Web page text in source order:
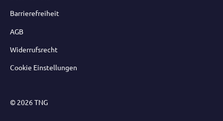
Barrierefreiheit
AGB
Widerrufsrecht
Cookie Einstellungen
© 2026 TNG